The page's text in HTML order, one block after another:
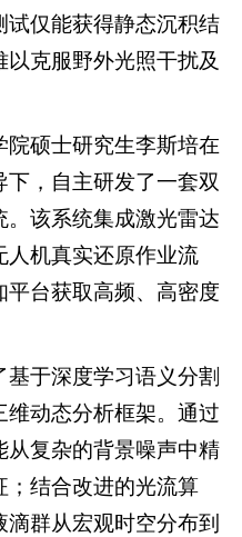
试仅能获得静态沉积结
克服野外光照干扰及
硕士研究生李斯培在
，自主研发了一套双
该系统集成激光雷达
人机真实还原作业流
台获取高频、高密度
于深度学习语义分割
动态分析框架。通过
从复杂的背景噪声中精
；结合改进的光流算
群从宏观时空分布到